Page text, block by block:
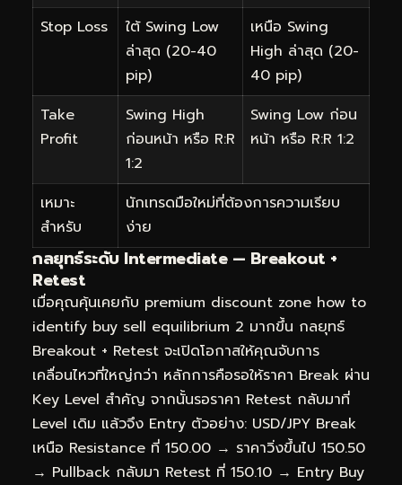
Stop Loss
ใต้ Swing Low
ล่าสุด (20-40
pip)
เหนือ Swing
High ล่าสุด (20-
40 pip)
Take
Profit
Swing High
ก่อนหน้า หรือ R:R
1:2
Swing Low ก่อน
หน้า หรือ R:R 1:2
เหมาะ
สำหรับ
นักเทรดมือใหม่ที่ต้องการความเรียบ
ง่าย
กลยุทธ์ระดับ Intermediate — Breakout +
Retest
เมื่อคุณคุ้นเคยกับ premium discount zone how to
identify buy sell equilibrium 2 มากขึ้น กลยุทธ์
Breakout + Retest จะเปิดโอกาสให้คุณจับการ
เคลื่อนไหวที่ใหญ่กว่า หลักการคือรอให้ราคา Break ผ่าน
Key Level สำคัญ จากนั้นรอราคา Retest กลับมาที่
Level เดิม แล้วจึง Entry ตัวอย่าง: USD/JPY Break
เหนือ Resistance ที่ 150.00 → ราคาวิ่งขึ้นไป 150.50
→ Pullback กลับมา Retest ที่ 150.10 → Entry Buy